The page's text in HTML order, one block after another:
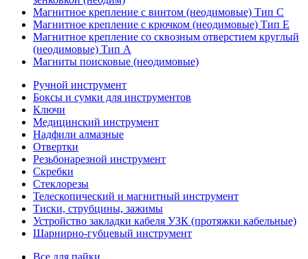
Магнитное крепление с винтом (неодимовые) Тип С
Магнитное крепление с крючком (неодимовые) Тип Е
Магнитное крепление со сквозным отверстием круглый
(неодимовые) Тип А
Магниты поисковые (неодимовые)
Ручной инструмент
Боксы и сумки для инструментов
Ключи
Медицинский инструмент
Надфили алмазные
Отвертки
Резьбонарезной инструмент
Скребки
Стеклорезы
Телескопический и магнитный инструмент
Тиски, струбцины, зажимы
Устройство закладки кабеля УЗК (протяжки кабельные)
Шарнирно-губцевый инструмент
Все для пайки